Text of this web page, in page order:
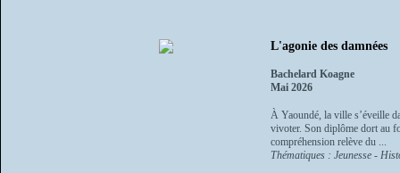
L'agonie des damnées
Bachelard Koagne
Mai 2026
À Yaoundé, la ville s’éveille
vivoter. Son diplôme dort au
compréhension relève du ...
Thématiques : Jeunesse -